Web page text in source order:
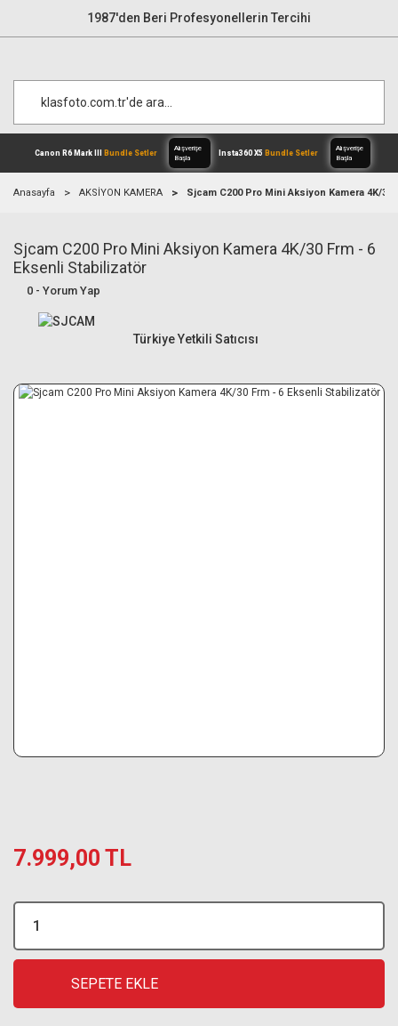
1987'den Beri Profesyonellerin Tercihi
Canon R6 Mark IIIBundle Setler
Alışverişe
Anasayfa AKSİYON KAMERA Sjcam C200 Pro Mini Aksiyon Kamera 4K/
Sjcam C200 Pro Mini Aksiyon Kamera 4K/30 Frm - 6
Eksenli Stabilizatör
0 - Yorum Yap
Türkiye Yetkili Satıcısı
7.999,00 TL
SEPETE EKLE